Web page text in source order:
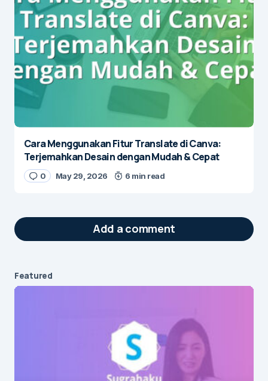
Cara Menggunakan Fitur Translate di Canva:
Terjemahkan Desain dengan Mudah & Cepat
0 May 29, 2026 6 min read
Add a comment
Featured